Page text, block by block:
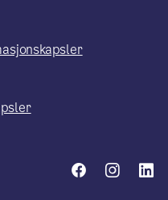
Facebook